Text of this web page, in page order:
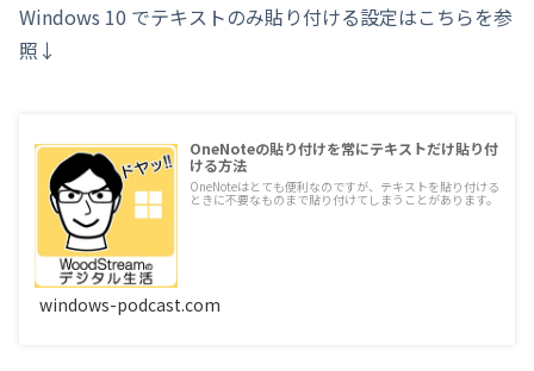
Windows 10 でテキストのみ貼り付ける設定はこちらを参
照↓
OneNoteの貼り付けを常にテキストだけ貼り付
ける方法
OneNoteはとても便利なのですが、テキストを貼り付ける
ときに不要なものまで貼り付けてしまうことがあります。
windows-podcast.com